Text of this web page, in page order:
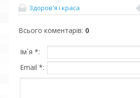
Здоров'я і краса
Всього коментарів: 0
Ім`я *:
Email *: